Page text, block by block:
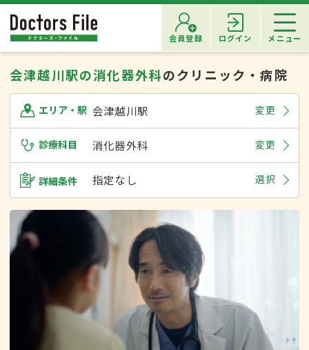
会員登録 ログイン メニュー
会津越川駅の消化器外科のクリニック・病院
エリア・駅 会津越川駅 変更
診療科目 消化器外科 変更
詳細条件 指定なし 選択